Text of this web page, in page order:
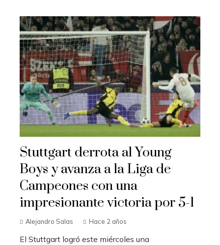
Stuttgart derrota al Young
Boys y avanza a la Liga de
Campeones con una
impresionante victoria por 5-1
Alejandro Salas Hace 2 años
El Stuttgart logró este miércoles una